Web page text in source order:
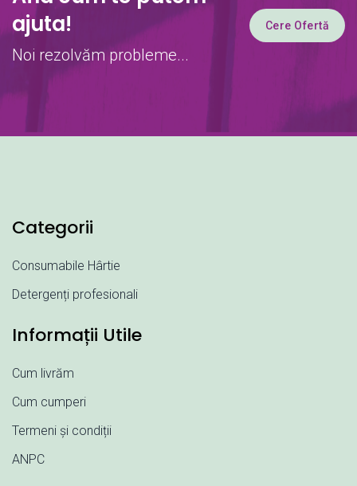
ajuta!
Noi rezolvăm probleme...
Cere Ofertă
Categorii
Consumabile Hârtie
Detergenți profesionali
Informații Utile
Cum livrăm
Cum cumperi
Termeni și condiții
ANPC